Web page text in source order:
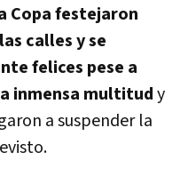
Copa festejaron
calles y se
felices pese a
inmensa multitudy
a suspender la